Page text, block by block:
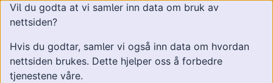
Vil du godta at vi samler inn data om bruk av
nettsiden?
Hvis du godtar, samler vi også inn data om hvordan
nettsiden brukes. Dette hjelper oss å forbedre
tjenestene våre.